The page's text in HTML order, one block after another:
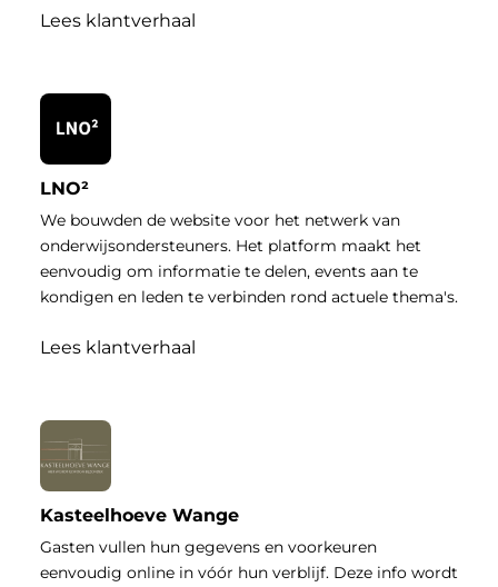
Lees klantverhaal
LNO²
We bouwden de website voor het netwerk van
onderwijsondersteuners. Het platform maakt het
eenvoudig om informatie te delen, events aan te
kondigen en leden te verbinden rond actuele thema's.
Lees klantverhaal
Kasteelhoeve Wange
Gasten vullen hun gegevens en voorkeuren
eenvoudig online in vóór hun verblijf. Deze info wordt